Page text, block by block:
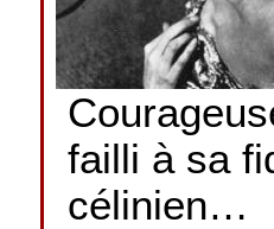
failli à sa
célinien…